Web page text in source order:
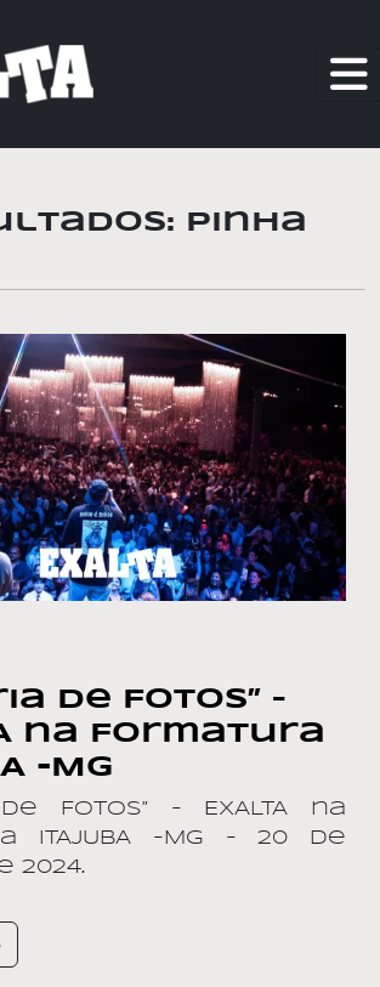
Pinha
de Fotos” –
na Formatura
-MG
Fotos” – EXALTA na
ITAJUBA -MG – 20 de
2024.